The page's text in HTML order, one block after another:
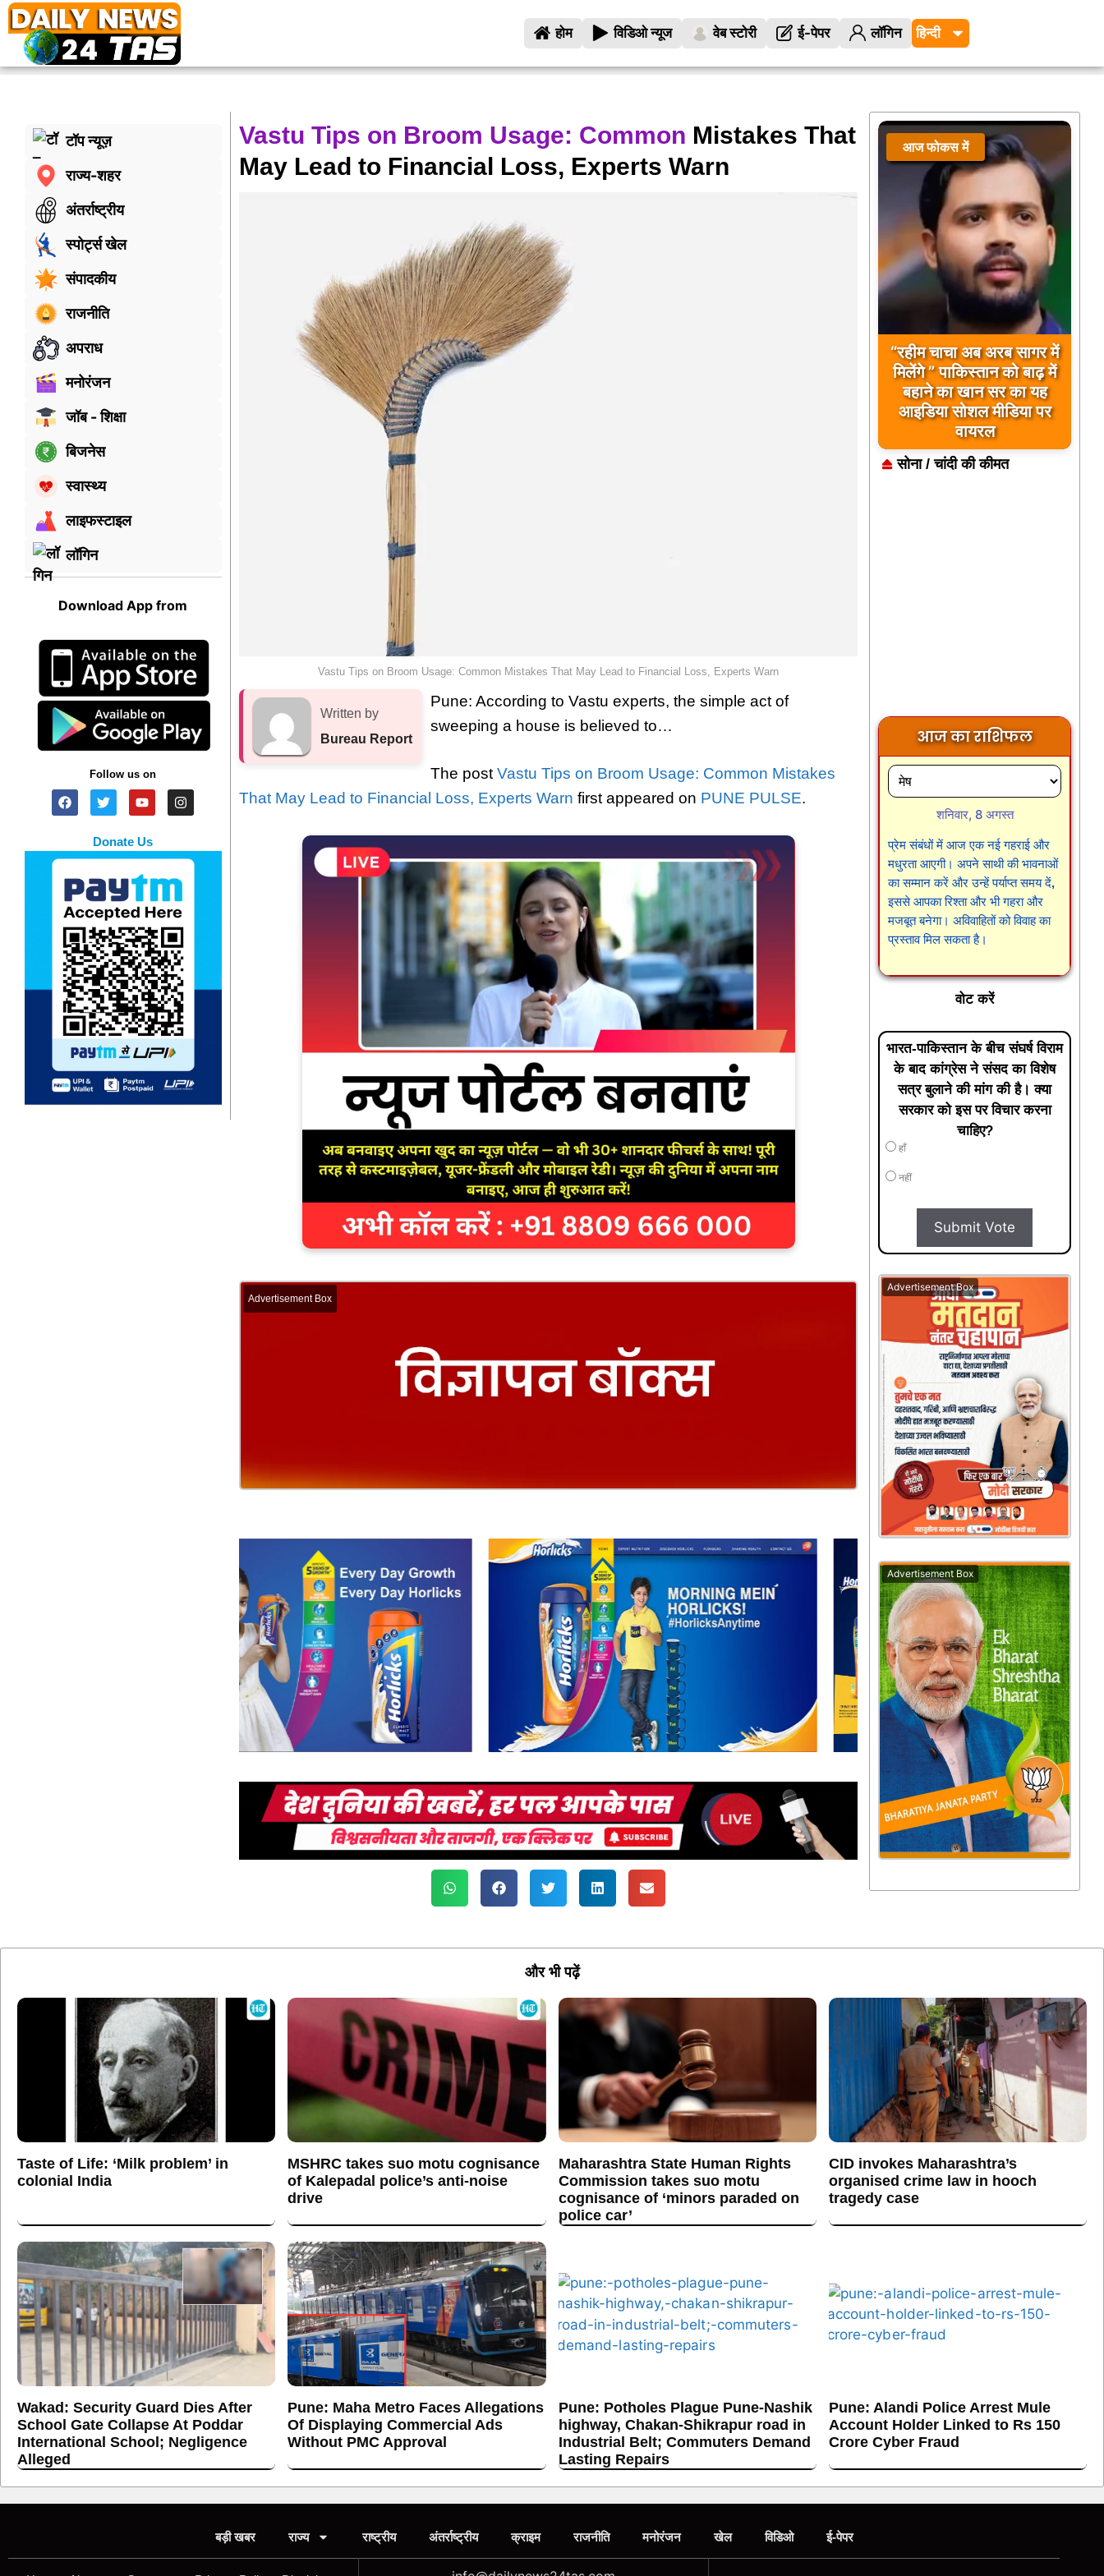
होम विडिओ न्यूज वेब स्टोरी ई-पेपर लॉगिन
टॉप न्यूज़
राज्य-शहर
अंतर्राष्ट्रीय
स्पोर्ट्स खेल
संपादकीय
राजनीति
अपराध
मनोरंजन
जॉब - शिक्षा
बिजनेस
स्वास्थ्य
लाइफस्टाइल
लॉगिन
Download App from
Follow us on
Donate Us
Vastu Tips on Broom Usage: Common Mistakes That
May Lead to Financial Loss, Experts Warn
Vastu Tips on Broom Usage: Common Mistakes That May Lead to Financial Loss, Experts Warn
Written by
Bureau Report
Pune: According to Vastu experts, the simple act of
sweeping a house is believed to…
The postVastu Tips on Broom Usage: Common Mistakes
That May Lead to Financial Loss, Experts Warn first appeared on PUNE PULSE.
Advertisement Box
आज फोकस में
“रहीम चाचा अब अरब सागर में
मिलेंगे ” पाकिस्तान को बाढ़ में
बहाने का खान सर का यह
आइडिया सोशल मीडिया पर
वायरल
सोना / चांदी की कीमत
आज का राशिफल
शनिवार, 8 अगस्त
प्रेम संबंधों में आज एक नई गहराई और
मधुरता आएगी। अपने साथी की भावनाओं
का सम्मान करें और उन्हें पर्याप्त समय दें,
इससे आपका रिश्ता और भी गहरा और
मजबूत बनेगा। अविवाहितों को विवाह का
प्रस्ताव मिल सकता है।
वोट करें
भारत-पाकिस्तान के बीच संघर्ष विराम
के बाद कांग्रेस ने संसद का विशेष
सत्र बुलाने की मांग की है। क्या
सरकार को इस पर विचार करना
चाहिए?
हाँ
नहीं
Submit Vote
Advertisement Box
Advertisement Box
और भी पढ़ें
Taste of Life: ‘Milk problem’ in
colonial India
MSHRC takes suo motu cognisance
of Kalepadal police’s anti-noise
drive
Maharashtra State Human Rights
Commission takes suo motu
cognisance of ‘minors paraded on
police car’
CID invokes Maharashtra’s
organised crime law in hooch
tragedy case
Wakad: Security Guard Dies After
School Gate Collapse At Poddar
International School; Negligence
Alleged
Pune: Maha Metro Faces Allegations
Of Displaying Commercial Ads
Without PMC Approval
Pune: Potholes Plague Pune-Nashik
highway, Chakan-Shikrapur road in
Industrial Belt; Commuters Demand
Lasting Repairs
Pune: Alandi Police Arrest Mule
Account Holder Linked to Rs 150
Crore Cyber Fraud
बड़ी खबर राज्य राष्ट्रीय अंतर्राष्ट्रीय क्राइम राजनीति मनोरंजन खेल विडिओ ई-पेपर